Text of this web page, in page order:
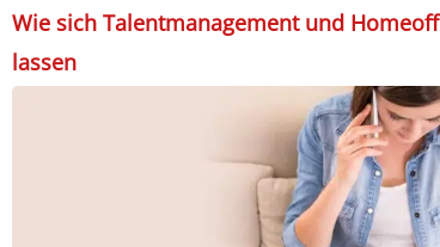
Wie sich Talentmanagement und
lassen